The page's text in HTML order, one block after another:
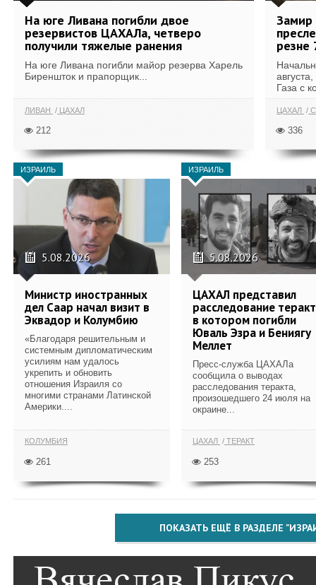
На юге Ливана погибли двое
резервистов ЦАХАЛа, четверо
получили тяжелые ранения
На юге Ливана погибли майор резерва Харель
Биреншток и прапорщик...
ЛИВАН ЦАХАЛ
212
Замир
резне
Газа с
ЦАХАЛ
336
ИЗРАИЛЬ
5.08.2026
Министр иностранных
дел Саар начал визит в
Эквадор и Колумбию
«Благодаря решительным и
системным дипломатическим
усилиям нам удалось
укрепить и обновить
отношения Израиля со
многими странами Латинской
Америки....
КОЛУМБИЯ
261
ИЗРАИЛЬ
5.08.2026
ЦАХАЛ представил
расследование
в котором погибли
Юваль Эзра и Бениягу
Меллет
Пресс-служба ЦАХАЛа
сообщила о выводах
расследования теракта,
произошедшего 24 июля на
окраине...
ЦАХАЛ ТЕРАКТ
253
ПОКАЗАТЬ ЕЩЁ В РАЗДЕЛЕ